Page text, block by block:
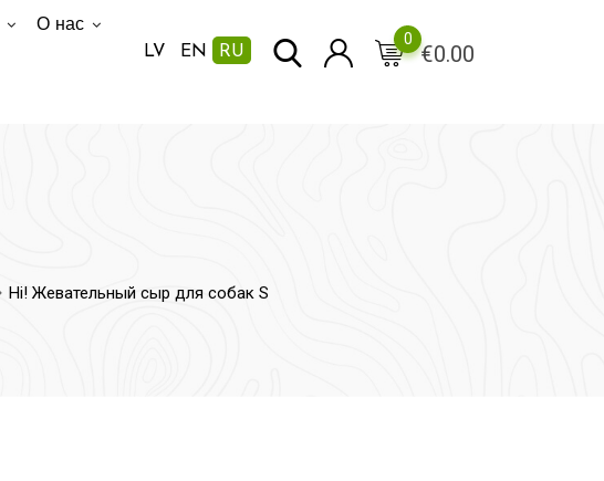
О нас
LV EN RU €0.00
0
Hi! Жевательный сыр для собак S